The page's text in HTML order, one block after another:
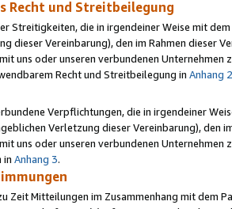
Recht und Streitbeilegung
Streitigkeiten, die in irgendeiner Weise mit
dieser Vereinbarung), den im Rahmen dieser
uns oder unseren verbundenen
Recht und Streitbeilegung in Anhang 2
Verpflichtungen, die in irgendeiner
Verletzung dieser Vereinbarung), den
uns oder unseren verbundenen
in Anhang 3.
Zeit Mitteilungen im Zusammenhang mit dem